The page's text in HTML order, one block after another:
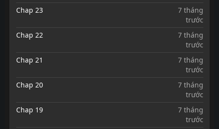
Chap 23
7 tháng
trước
Chap 22
7 tháng
trước
Chap 21
7 tháng
trước
Chap 20
7 tháng
trước
Chap 19
7 tháng
trước